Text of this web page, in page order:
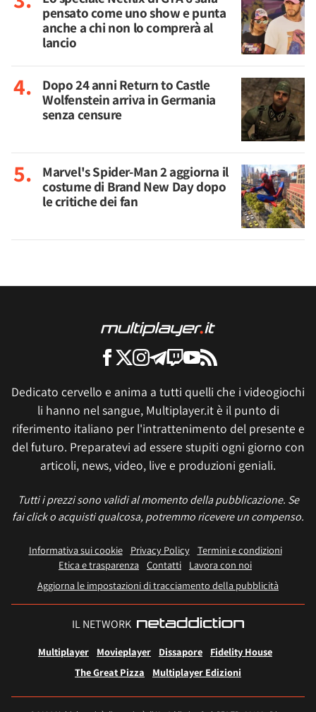
pensato come uno show e punta
anche a chi non lo comprerà al
lancio
Dopo 24 anni Return to Castle
Wolfenstein arriva in Germania
senza censure
Marvel's Spider-Man 2 aggiorna il
costume di Brand New Day dopo
le critiche dei fan
Dedicato cervello e anima a tutti quelli che i videogiochi
li hanno nel sangue, Multiplayer.it è il punto di
riferimento italiano per l'intrattenimento del presente e
del futuro. Preparatevi ad essere stupiti ogni giorno con
articoli, news, video, live e produzioni geniali.
Tutti i prezzi sono validi al momento della pubblicazione. Se
fai click o acquisti qualcosa, potremmo ricevere un compenso.
Informativa sui cookie Privacy Policy
Termini e condizioni
Etica e trasparenza Contatti
Lavora con noi
Aggiorna le impostazioni di tracciamento della pubblicità
IL NETWORK
Multiplayer Movieplayer Dissapore
Fidelity House
The Great Pizza
Multiplayer Edizioni